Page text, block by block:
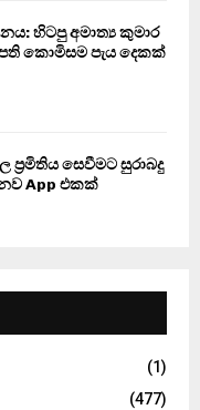
හිටපු අමාත්‍ය කුමාර
කොමිසම පැය දෙකක්
සෙවීමට සුරාබදු
App එකක්
(1)
(477)